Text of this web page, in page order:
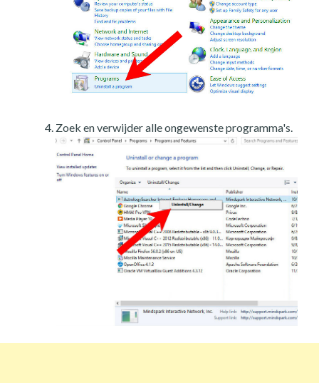
Zoek en verwijder alle ongewenste programma's.